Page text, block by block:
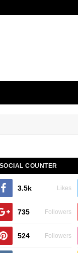
COUNTER
3.5k Likes
735 Followers
524 Followers